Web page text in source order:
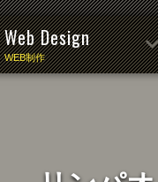
Web Design
WEB制作